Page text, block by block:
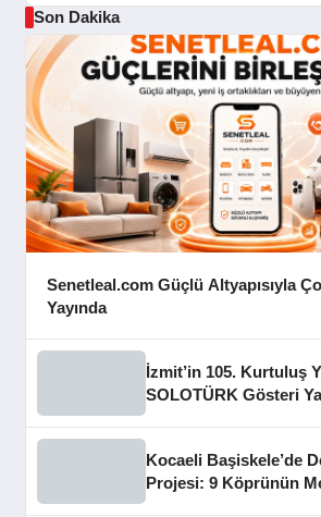
Son Dakika
Senetleal.com Güçlü Altyapısıyla
Yayında
İzmit’in 105. Kurtuluş
SOLOTÜRK Gösteri
Kocaeli Başiskele’de
Projesi: 9 Köprünün